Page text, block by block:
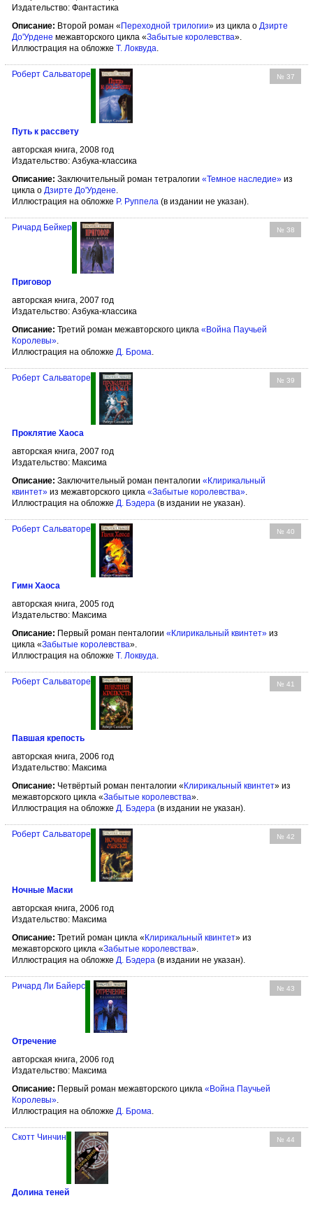
Издательство: Фантастика
Описание: Второй роман « Переходной трилогии» из цикла о Дзирте
До'Урдене межавторского цикла «Забытые королевства».
Иллюстрация на обложке Т. Локвуда.
№ 37
Роберт Сальваторе
Путь к рассвету
авторская книга, 2008 год
Издательство: Азбука-классика
Описание: Заключительный роман тетралогии «Темное наследие» из
цикла о Дзирте До'Урдене
Иллюстрация на обложке Р. Руппела (в издании не указан).
№ 38
Ричард Бейкер
Приговор
авторская книга, 2007 год
Издательство: Азбука-классика
Описание: Третий роман межавторского цикла «Война Паучьей
Королевы».
Иллюстрация на обложке Д. Брома.
№ 39
Роберт Сальваторе
Проклятие Хаоса
авторская книга, 2007 год
Издательство: Максима
Описание: Заключительный роман пенталогии «Клирикальный
квинтет» из межавторского цикла «Забытые королевства»
Иллюстрация на обложке Д. Бэдера (в издании не указан).
№ 40
Роберт Сальваторе
Гимн Хаоса
авторская книга, 2005 год
Издательство: Максима
Описание: Первый роман пенталогии «Клирикальный квинтет» из
цикла «Забытые королевства».
Иллюстрация на обложке Т. Локвуда.
№ 41
Роберт Сальваторе
Павшая крепость
авторская книга, 2006 год
Издательство: Максима
Описание: Четвёртый роман пенталогии « Клирикальный квинтет» из
межавторского цикла «Забытые королевства».
Иллюстрация на обложке Д. Бэдера (в издании не указан).
№ 42
Роберт Сальваторе
Ночные Маски
авторская книга, 2006 год
Издательство: Максима
Описание: Третий роман цикла « Клирикальный квинтет» из
межавторского цикла «Забытые королевства».
Иллюстрация на обложке Д. Бэдера (в издании не указан).
№ 43
Ричард Ли Байерс
Отречение
авторская книга, 2006 год
Издательство: Максима
Описание: Первый роман межавторского цикла «Война Паучьей
Королевы».
Иллюстрация на обложке Д. Брома.
№ 44
Скотт Чинчин
Долина теней